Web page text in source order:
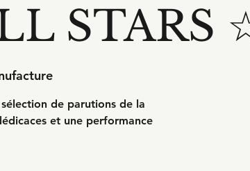
STARS
de parutions de la
et une performance